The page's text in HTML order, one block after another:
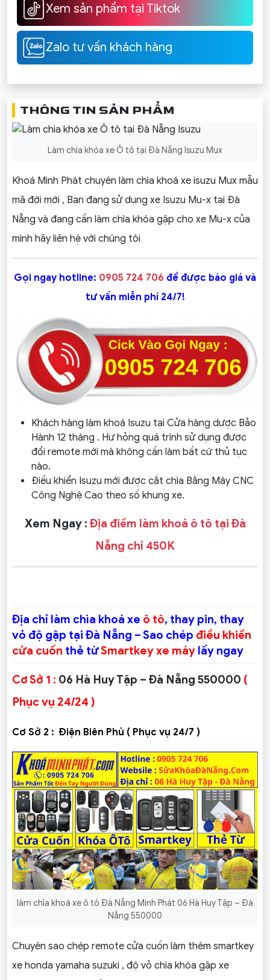
Xem sản phẩm tại Tiktok
Zalo tư vấn khách hàng
THÔNG TIN SẢN PHẨM
Làm chìa khóa xe Ô tô tại Đà Nẵng Isuzu Mux
Khoá Minh Phát chuyên làm chìa khoá xe isuzu Mux mẫu
mã đời mới , Bạn đang sử dụng xe Isuzu Mu-x tại Đà
Nẵng và đang cần làm chìa khóa gập cho xe Mu-x của
mình hãy liên hệ với chúng tôi
Gọi ngay hotline: 0905 724 706 để được báo giá và
tư vấn miễn phí 24/7!
Khách hàng làm khoá Isuzu tại Cửa hàng dược Bảo
Hành 12 tháng . Hư hỏng quá trình sử dụng được
đổi remote mới mà không cần làm bất cứ thủ tục
nào.
Điều khiển Isuzu mới được cắt chìa Bằng Máy CNC
Công Nghệ Cao theo số khung xe.
Xem Ngay : Địa điểm làm khoá ô tô tại Đà
Nẵng chỉ 450K
Địa chỉ làm chìa khoá xe ô tô, thay pin, thay
vỏ độ gập tại Đà Nẵng – Sao chép điều khiển
cửa cuốn thẻ từSmartkey xe máy lấy ngay
Cơ Sở 1 : 06 Hà Huy Tập – Đà Nẵng 550000 (
Phục vụ 24/24 )
Cơ Sở 2 : Điện Biên Phủ ( Phục vụ 24/7 )
làm chìa khoá xe ô tô Đà Nẵng Minh Phát 06 Hà Huy Tập – Đà
Nẵng 550000
Chuyên sao chép remote cửa cuốn làm thêm smartkey
xe honda yamaha suzuki , độ vỏ chìa khóa gập xe